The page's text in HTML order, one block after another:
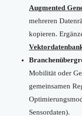
Augmented
mehreren
kopieren.
Mobilität oder
gemeinsamen
Sensordaten).